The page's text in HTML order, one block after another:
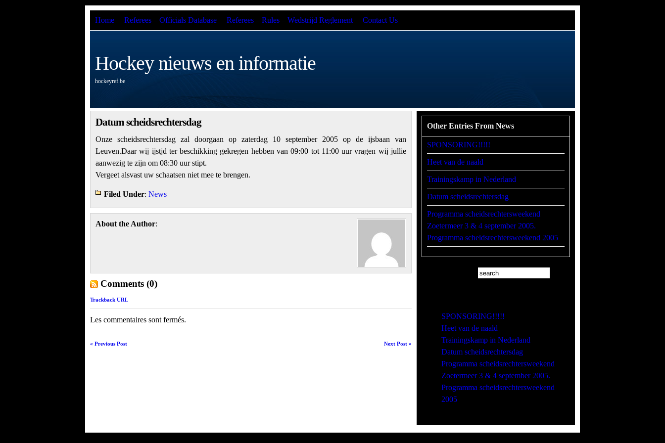
Home Referees – Officials Database Referees – Rules – Wedstrijd Reglement Contact Us
Hockey nieuws en informatie
hockeyref.be
Datum scheidsrechtersdag
Onze scheidsrechtersdag zal doorgaan op zaterdag 10 september 2005 op de ijsbaan van
Leuven.Daar wij ijstjd ter beschikking gekregen hebben van 09:00 tot 11:00 uur vragen wij jullie
aanwezig te zijn om 08:30 uur stipt.
Vergeet alsvast uw schaatsen niet mee te brengen.
Filed Under: News
About the Author:
Comments (0)
Trackback URL
Les commentaires sont fermés.
« Previous Post Next Post »
Other Entries From News
SPONSORING!!!!!
Heet van de naald
Trainingskamp in Nederland
Datum scheidsrechtersdag
Programma scheidsrechtersweekend
Zoetermeer 3 & 4 september 2005.
Programma scheidsrechtersweekend 2005
SPONSORING!!!!!
Heet van de naald
Trainingskamp in Nederland
Datum scheidsrechtersdag
Programma scheidsrechtersweekend
Zoetermeer 3 & 4 september 2005.
Programma scheidsrechtersweekend
2005